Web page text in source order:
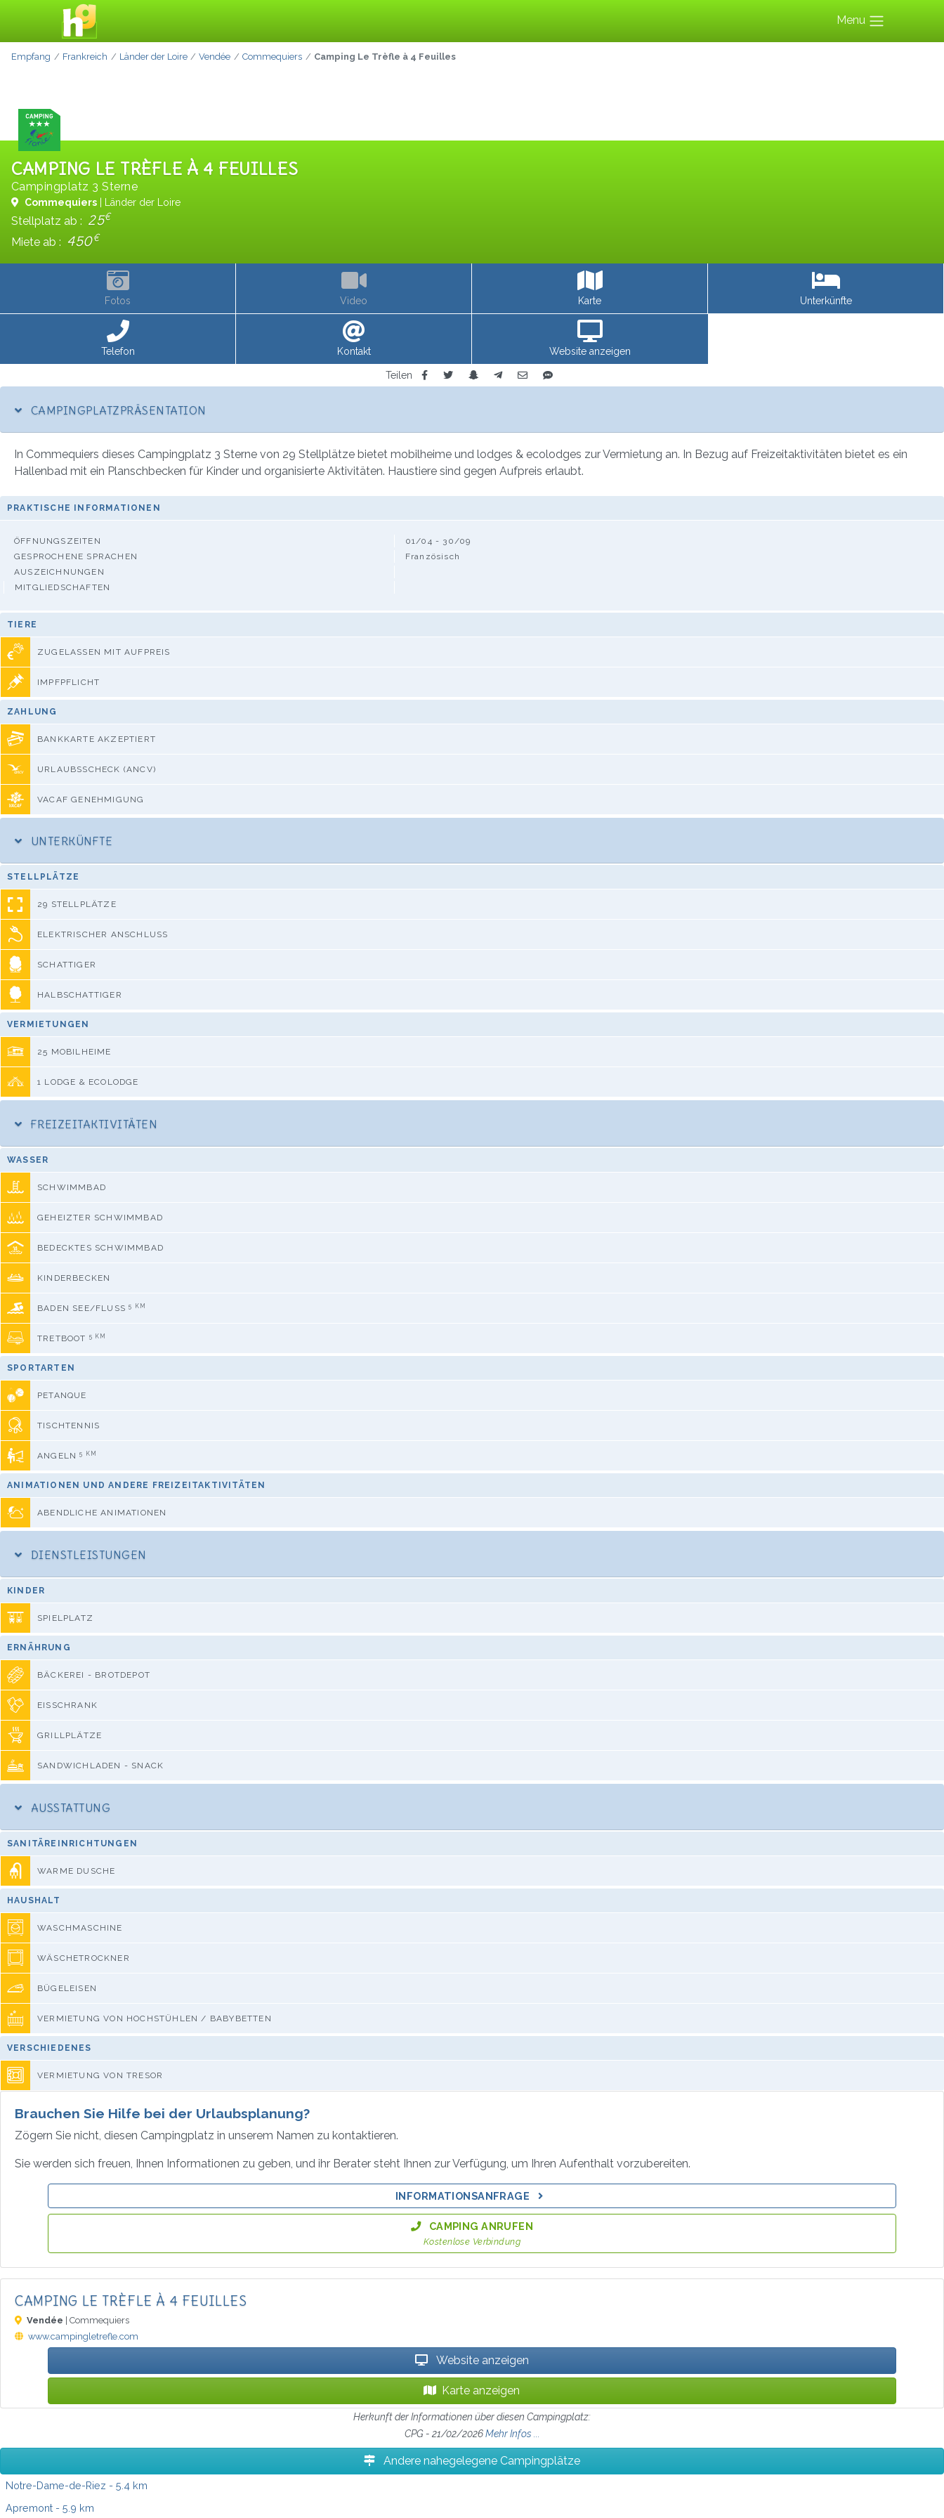
Menu
Empfang Frankreich Länder der Loire Vendée Commequiers Camping Le Trèfle à 4 Feuilles
CAMPING LE TRÈFLE À 4 FEUILLES
Campingplatz 3 Sterne
Commequiers | Länder der Loire
Stellplatz ab : 25€
Miete ab : 450€
Fotos Video Karte Unterkünfte
Telefon Kontakt Website anzeigen
Teilen
CAMPINGPLATZPRÄSENTATION
In Commequiers dieses Campingplatz 3 Sterne von 29 Stellplätze bietet mobilheime und lodges & ecolodges zur Vermietung an. In Bezug auf Freizeitaktivitäten bietet es ein
Hallenbad mit ein Planschbecken für Kinder und organisierte Aktivitäten. Haustiere sind gegen Aufpreis erlaubt.
PRAKTISCHE INFORMATIONEN
ÖFFNUNGSZEITEN
01/04 - 30/09
GESPROCHENE SPRACHEN
Französisch
AUSZEICHNUNGEN
MITGLIEDSCHAFTEN
TIERE
ZUGELASSEN MIT AUFPREIS
IMPFPFLICHT
ZAHLUNG
BANKKARTE AKZEPTIERT
URLAUBSSCHECK (ANCV)
VACAF GENEHMIGUNG
UNTERKÜNFTE
STELLPLÄTZE
29 STELLPLÄTZE
ELEKTRISCHER ANSCHLUSS
SCHATTIGER
HALBSCHATTIGER
VERMIETUNGEN
25 MOBILHEIME
1 LODGE & ECOLODGE
FREIZEITAKTIVITÄTEN
WASSER
SCHWIMMBAD
GEHEIZTER SCHWIMMBAD
BEDECKTES SCHWIMMBAD
KINDERBECKEN
BADEN SEE/FLUSS5 KM
TRETBOOT 5 KM
SPORTARTEN
PETANQUE
TISCHTENNIS
ANGELN5 KM
ANIMATIONEN UND ANDERE FREIZEITAKTIVITÄTEN
ABENDLICHE ANIMATIONEN
DIENSTLEISTUNGEN
KINDER
SPIELPLATZ
ERNÄHRUNG
BÄCKEREI - BROTDEPOT
EISSCHRANK
GRILLPLÄTZE
SANDWICHLADEN - SNACK
AUSSTATTUNG
SANITÄREINRICHTUNGEN
WARME DUSCHE
HAUSHALT
WASCHMASCHINE
WÄSCHETROCKNER
BÜGELEISEN
VERMIETUNG VON HOCHSTÜHLEN / BABYBETTEN
VERSCHIEDENES
VERMIETUNG VON TRESOR
Brauchen Sie Hilfe bei der Urlaubsplanung?
Zögern Sie nicht, diesen Campingplatz in unserem Namen zu kontaktieren.
Sie werden sich freuen, Ihnen Informationen zu geben, und ihr Berater steht Ihnen zur Verfügung, um Ihren Aufenthalt vorzubereiten.
INFORMATIONSANFRAGE
CAMPING ANRUFEN
Kostenlose Verbindung
CAMPING LE TRÈFLE À 4 FEUILLES
Vendée | Commequiers
www.campingletrefle.com
Website anzeigen
Karte anzeigen
Herkunft der Informationen über diesen Campingplatz:
CPG - 21/02/2026Mehr Infos ...
Andere nahegelegene Campingplätze
Notre-Dame-de-Riez - 5.4 km
Apremont - 5.9 km